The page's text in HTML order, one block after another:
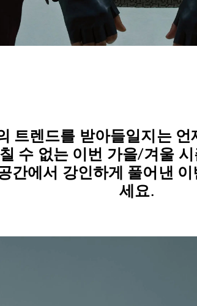
트렌드를 받아들일지는 언
수 없는 이번 가을/겨울
간에서 강인하게 풀어낸
세요.